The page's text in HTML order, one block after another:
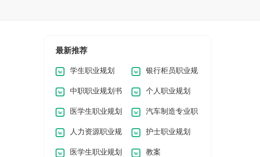
最新推荐
学生职业规划 银行柜员职业规
划
中职职业规划书 个人职业规划
医学生职业规划
书
汽车制造专业职
业规划书
人力资源职业规
划
护士职业规划
医学生职业规划 教案